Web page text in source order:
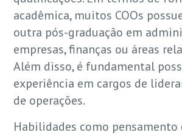
acadêmica, muitos COOs
outra pós-graduação em
empresas, finanças ou áreas
Além disso, é fundamental
experiência em cargos de
de operações.
Habilidades como